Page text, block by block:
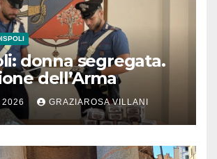
donna segregata.
dell’Arma
2026 GRAZIAROSA VILLANI